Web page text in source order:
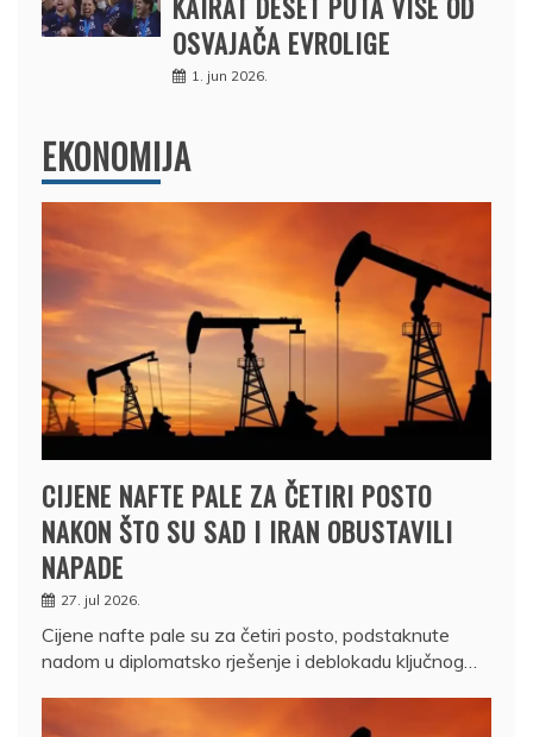
OSVAJAČA EVROLIGE
1. jun 2026.
EKONOMIJA
CIJENE NAFTE PALE ZA ČETIRI POSTO
NAKON ŠTO SU SAD I IRAN OBUSTAVILI
NAPADE
27. jul 2026.
Cijene nafte pale su za četiri posto, podstaknute
nadom u diplomatsko rješenje i deblokadu ključnog…